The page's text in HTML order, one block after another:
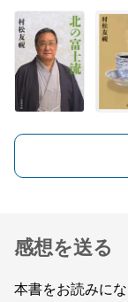
感想を送る
本書をお読みに